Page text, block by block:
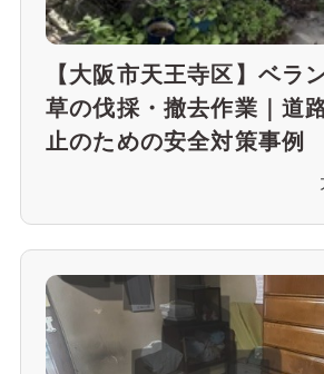
【大阪市天王寺区】ベラ
草の伐採・撤去作業｜道
止のための安全対策事例